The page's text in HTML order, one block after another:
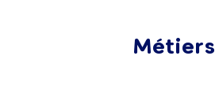
Métiers